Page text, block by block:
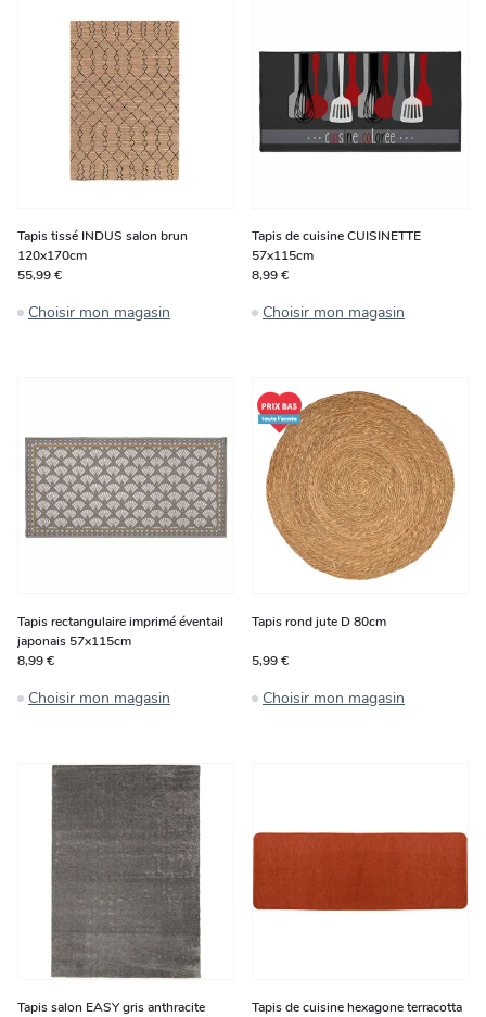
Tapis tissé INDUS salon brun
120x170cm
55,99 €
Choisir mon magasin
Tapis de cuisine CUISINETTE
57x115cm
8,99 €
Choisir mon magasin
Tapis rectangulaire imprimé éventail
japonais 57x115cm
8,99 €
Choisir mon magasin
Tapis rond jute D 80cm
5,99 €
Choisir mon magasin
Tapis salon EASY gris anthracite
Tapis de cuisine hexagone terracotta